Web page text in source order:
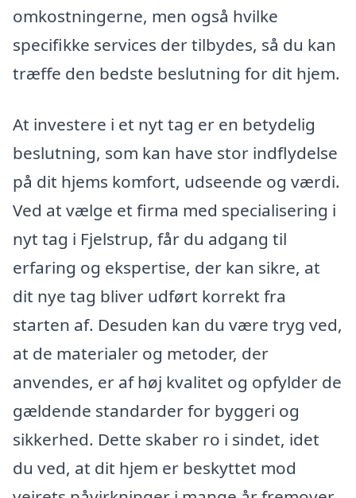
omkostningerne, men også hvilke
specifikke services der tilbydes, så du kan
træffe den bedste beslutning for dit hjem.
At investere i et nyt tag er en betydelig
beslutning, som kan have stor indflydelse
på dit hjems komfort, udseende og værdi.
Ved at vælge et firma med specialisering i
nyt tag i Fjelstrup, får du adgang til
erfaring og ekspertise, der kan sikre, at
dit nye tag bliver udført korrekt fra
starten af. Desuden kan du være tryg ved,
at de materialer og metoder, der
anvendes, er af høj kvalitet og opfylder de
gældende standarder for byggeri og
sikkerhed. Dette skaber ro i sindet, idet
du ved, at dit hjem er beskyttet mod